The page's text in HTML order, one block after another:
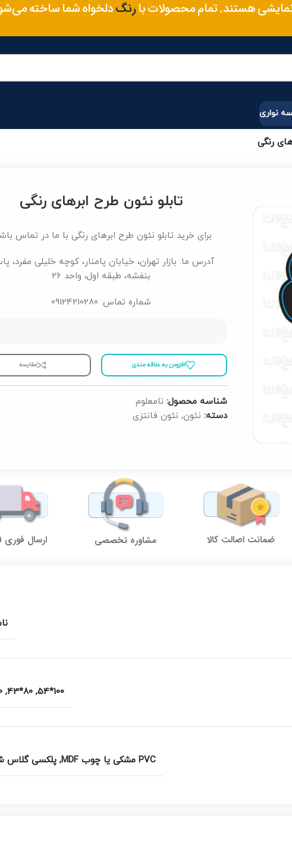
هستند. تمام محصولات با رنگ
متریالدلخواه شما ساخته
نواری
رنگی
تابلو نئون طرح ابرهای رنگی
برای خرید تابلو نئون طرح ابرهای رنگی با ما در تماس
آدرس ما: بازار تهران، خیابان پامنار، کوچه خلیلی مفرد،
بنفشه، طبقه اول، واحد 26
شماره تماس: 09124210280
افزودن به علاقه مندی مقايسه
شناسه محصول: نامعلوم
دسته: نئون, نئون فانتزی
ضمانت اصالت کالا مشاوره تخصصی ارسال فوری
100*54
,
80*43
,
PVC مشکی یا چوب MDF , پلکسی گلاس